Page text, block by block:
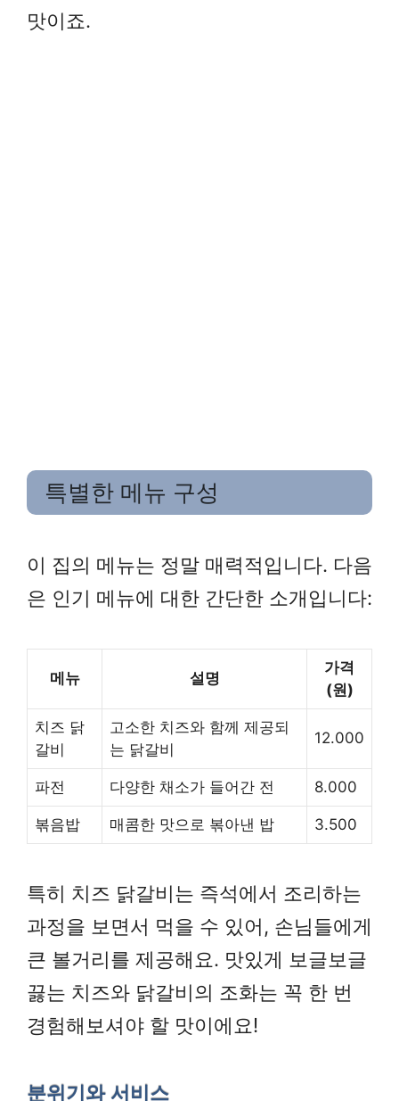
맛이죠.
특별한 메뉴 구성
이 집의 메뉴는 정말 매력적입니다. 다음
은 인기 메뉴에 대한 간단한 소개입니다:
메뉴 설명
가격
(원)
치즈 닭
갈비
고소한 치즈와 함께 제공되
는 닭갈비
12.000
파전 다양한 채소가 들어간 전 8.000
볶음밥 매콤한 맛으로 볶아낸 밥 3.500
특히 치즈 닭갈비는 즉석에서 조리하는
과정을 보면서 먹을 수 있어, 손님들에게
큰 볼거리를 제공해요. 맛있게 보글보글
끓는 치즈와 닭갈비의 조화는 꼭 한 번
경험해보셔야 할 맛이에요!
분위기와 서비스